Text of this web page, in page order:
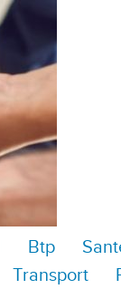
Btp
Transport